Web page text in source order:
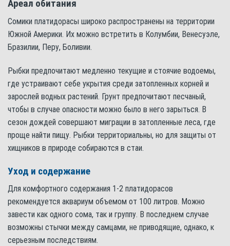
Ареал обитания
Сомики платидорасы широко распространены на территории
Южной Америки. Их можно встретить в Колумбии, Венесуэле,
Бразилии, Перу, Боливии.
Рыбки предпочитают медленно текущие и стоячие водоемы,
где устраивают себе укрытия среди затопленных корней и
зарослей водных растений. Грунт предпочитают песчаный,
чтобы в случае опасности можно было в него зарыться. В
сезон дождей совершают миграции в затопленные леса, где
проще найти пищу. Рыбки территориальны, но для защиты от
хищников в природе собираются в стаи.
Уход и содержание
Для комфортного содержания 1-2 платидорасов
рекомендуется аквариум объемом от 100 литров. Можно
завести как одного сома, так и группу. В последнем случае
возможны стычки между самцами, не приводящие, однако, к
серьезным последствиям.